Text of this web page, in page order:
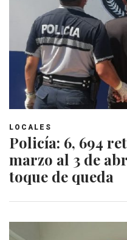
LOCALES
Policía: 6, 694
marzo al 3 de
toque de queda